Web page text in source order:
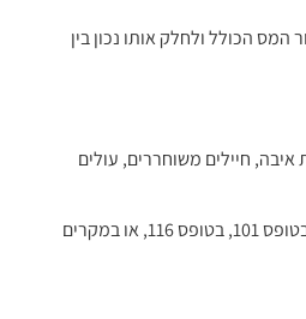
הכולל ולחלק אותו נכון בין
חיילים משוחררים, עולים
פטור כזה נקבע לפי קריטריונים אישיים (ולא לפי מספר מקורות ההכנסה), ונרשם בטופס 101, בטופס 116, או במקרים